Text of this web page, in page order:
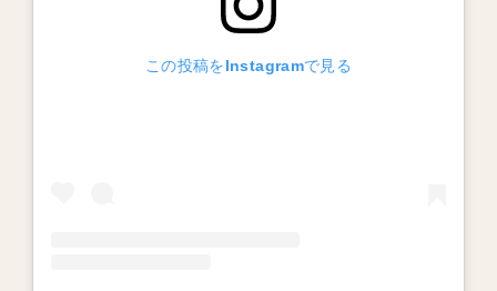
この投稿をInstagramで見る